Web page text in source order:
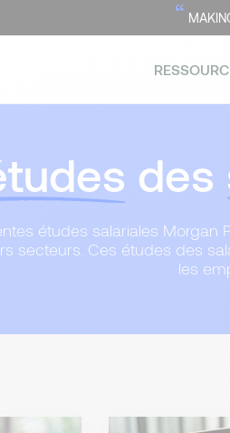
“
des
études salariales
secteurs. Ces études des
les